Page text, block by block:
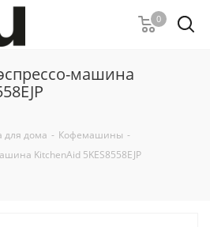
0
машина
для дома - Кофемашины -
KitchenAid 5KES8558EJP